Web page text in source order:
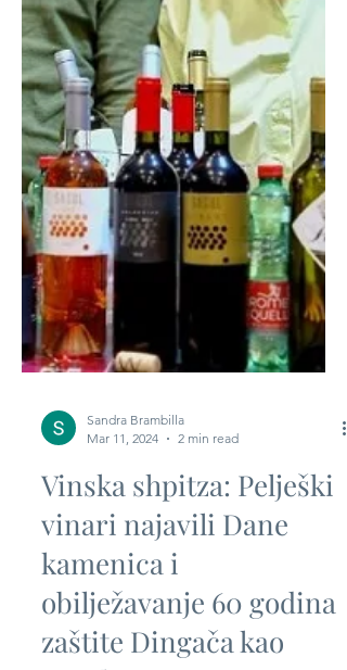
Sandra Brambilla
Mar 11, 2024
2 min read
Vinska shpitza: Pelješki
vinari najavili Dane
kamenica i